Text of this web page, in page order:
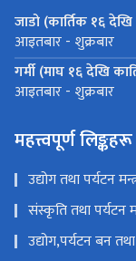
जाडो (कार्तिक १६
आइतबार - शुक्रबार
गर्मी (माघ १६ देखि
आइतबार - शुक्रबार
महत्त्वपूर्ण लिङ्कहरू
उद्योग तथा पर्यटन
संस्कृति तथा पर्यटन
उद्योग,पर्यटन बन